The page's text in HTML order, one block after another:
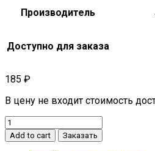
Производитель
Доступно для заказа
185 ₽
В цену не входит стоимость
Зажим
форсунки
n75
Add to cart Заказать